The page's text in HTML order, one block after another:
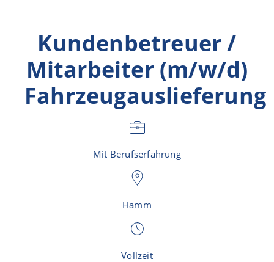
Kundenbetreuer /
Mitarbeiter (m/w/d)
Fahrzeugauslieferung
Mit Berufserfahrung
Hamm
Vollzeit